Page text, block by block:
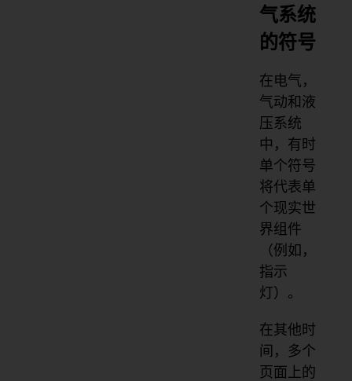
气系统
的符号
在电气，
气动和液
压系统
中，有时
单个符号
将代表单
个现实世
界组件
（例如，
指示
灯）。
在其他时
间，多个
页面上的